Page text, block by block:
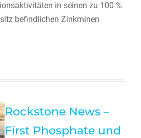
in seinen zu 100 %
befindlichen Zinkminen
Rockstone News –
First Phosphate und